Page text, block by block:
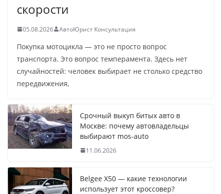
скорости
05.08.2026 АвтоЮрист Консультация
Покупка мотоцикла — это не просто вопрос
транспорта. Это вопрос темперамента. Здесь нет
случайностей: человек выбирает не столько средство
передвижения,
Срочный выкуп битых авто в
Москве: почему автовладельцы
выбирают mos-auto
11.06.2026
Belgee X50 — какие технологии
использует этот кроссовер?